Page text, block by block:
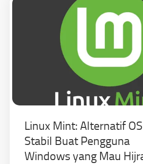
Linux Mint: Alternatif
Stabil Buat Pengguna
Windows yang Mau